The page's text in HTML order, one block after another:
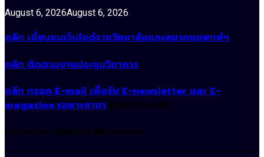
August 6, 2026August 6, 2026
คลิก เยี่ยมชมเว็บไซต์ราชวิทยาลัยและสมาคมแพทย์ฯ
คลิก ติดตามงานประชุมวิชาการ
คลิก กรอก E-mail เพื่อรับ E-newsletter และ E-
magazine เฉพาะสาขา (เฉพาะแพทย์)
สนับสนุนการจัดทำ CIMjournal